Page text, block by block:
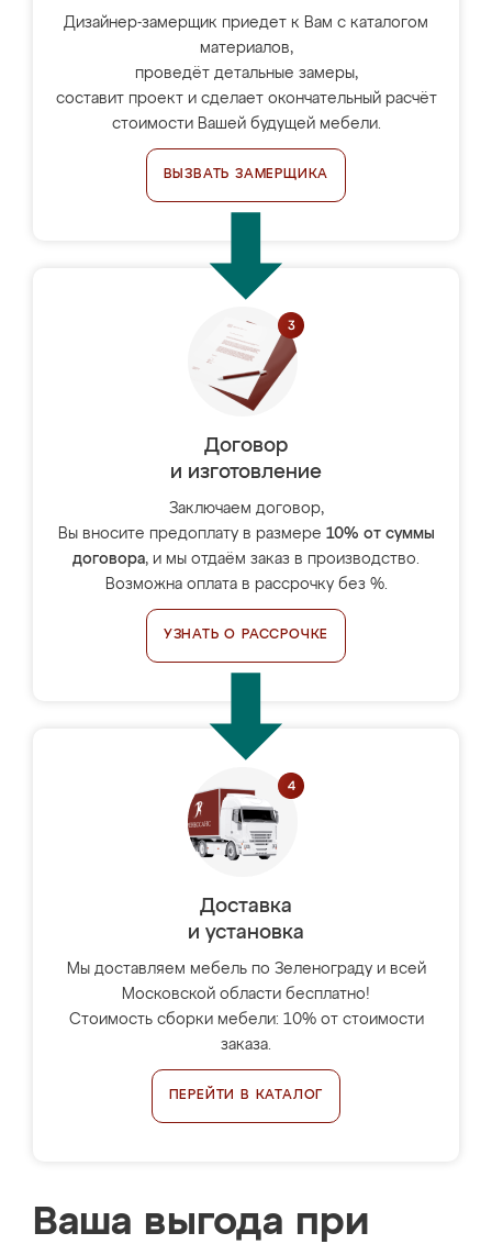
Дизайнер-замерщик приедет к Вам с каталогом
материалов,
проведёт детальные замеры,
составит проект и сделает окончательный расчёт
стоимости Вашей будущей мебели.
ВЫЗВАТЬ ЗАМЕРЩИКА
Договор
и изготовление
Заключаем договор,
Вы вносите предоплату в размере 10% от суммы
договора, и мы отдаём заказ в производство.
Возможна оплата в рассрочку без %.
УЗНАТЬ О РАССРОЧКЕ
Доставка
и установка
Мы доставляем мебель по Зеленограду и всей
Московской области бесплатно!
Стоимость сборки мебели: 10% от стоимости
заказа.
ПЕРЕЙТИ В КАТАЛОГ
Ваша выгода при